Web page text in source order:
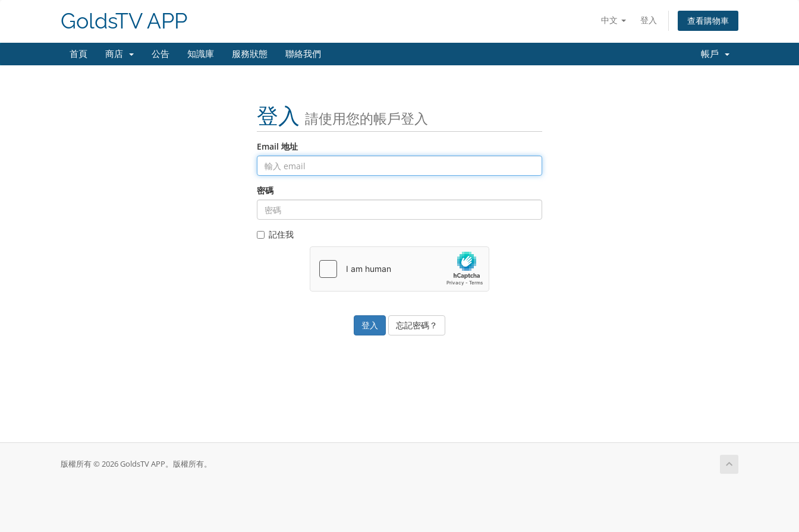
中文 登入 查看購物車
GoldsTV APP
首頁 商店 公告 知識庫 服務狀態 聯絡我們 帳戶
登入 請使用您的帳戶登入
Email 地址
密碼
記住我
忘記密碼？
版權所有 © 2026 GoldsTV APP。版權所有。